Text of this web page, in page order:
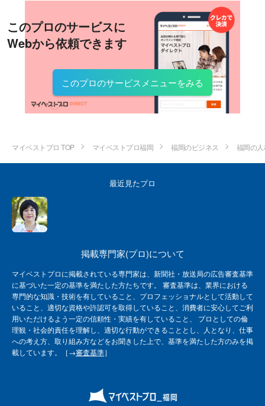
このプロのサービスに
Webから依頼できます
このプロのサービスメニューをみる
マイベストプロ TOP マイベストプロ福岡 福岡のビジネス 福岡の
最近見たプロ
掲載専門家(プロ)について
マイベストプロに掲載されている専門家は、新聞社・放送局の広告審査基準
に基づいた一定の基準を満たした方たちです。 審査基準は、業界における
専門的な知識・技術を有していること、プロフェッショナルとして活動して
いること、適切な資格や許認可を取得していること、消費者に安心してご利
用いただけるよう一定の信頼性・実績を有していること、 プロとしての倫
理観・社会的責任を理解し、適切な行動ができることとし、人となり、仕事
への考え方、取り組み方などをお聞きした上で、基準を満たした方のみを掲
載しています。［→審査基準］